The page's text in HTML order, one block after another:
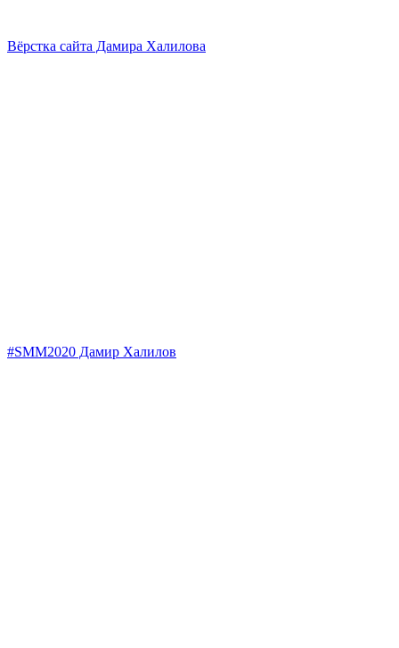
Вёрстка сайта Дамира Халилова
#SMM2020 Дамир Халилов